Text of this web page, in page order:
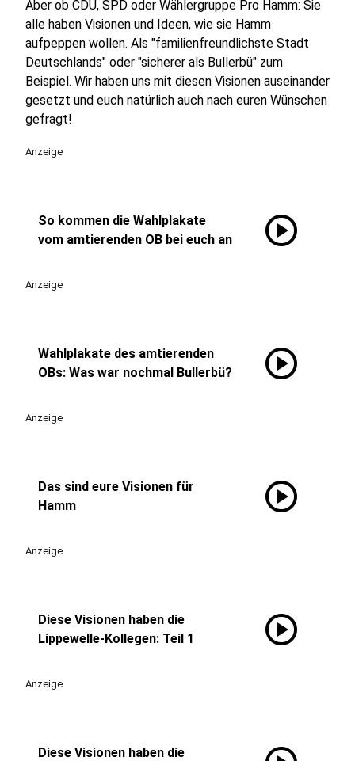
Aber ob CDU, SPD oder Wählergruppe Pro Hamm: Sie
alle haben Visionen und Ideen, wie sie Hamm
aufpeppen wollen. Als "familienfreundlichste Stadt
Deutschlands" oder "sicherer als Bullerbü" zum
Beispiel. Wir haben uns mit diesen Visionen auseinander
gesetzt und euch natürlich auch nach euren Wünschen
gefragt!
Anzeige
So kommen die Wahlplakate
vom amtierenden OB bei euch an
play_circle
Anzeige
Wahlplakate des amtierenden
OBs: Was war nochmal Bullerbü?
play_circle
Anzeige
Das sind eure Visionen für
Hamm
play_circle
Anzeige
Diese Visionen haben die
Lippewelle-Kollegen: Teil 1
play_circle
Anzeige
Diese Visionen haben die